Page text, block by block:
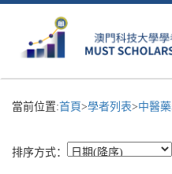
當前位置:首頁>學者列表>中醫
排序方式：